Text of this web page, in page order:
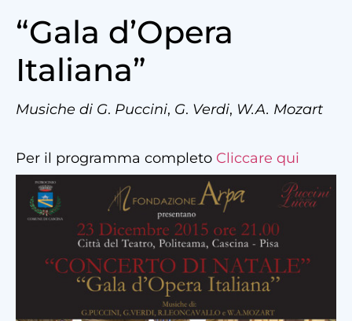
“Gala d’Opera
Italiana”
Musiche di G. Puccini, G. Verdi, W.A. Mozart
Per il programma completo Cliccare qui